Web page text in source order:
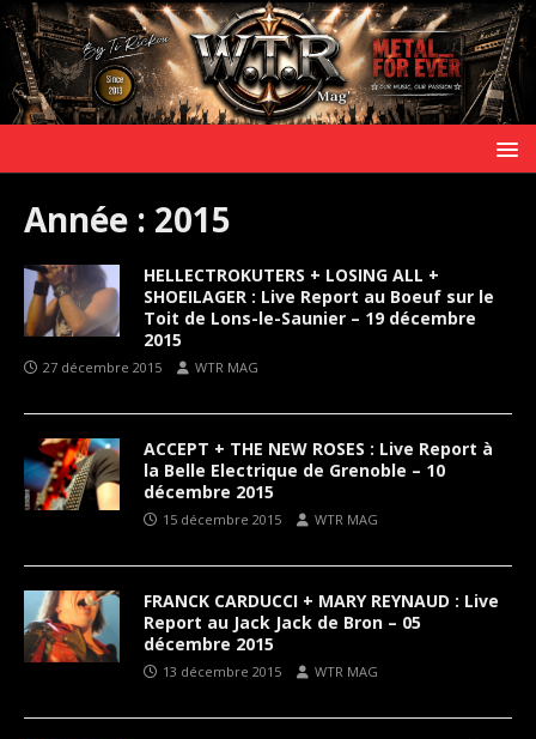
Année : 2015
HELLECTROKUTERS + LOSING ALL +
SHOEILAGER : Live Report au Boeuf sur le
Toit de Lons-le-Saunier – 19 décembre
2015
27 décembre 2015 WTR MAG
ACCEPT + THE NEW ROSES : Live Report à
la Belle Electrique de Grenoble – 10
décembre 2015
15 décembre 2015 WTR MAG
FRANCK CARDUCCI + MARY REYNAUD : Live
Report au Jack Jack de Bron – 05
décembre 2015
13 décembre 2015 WTR MAG